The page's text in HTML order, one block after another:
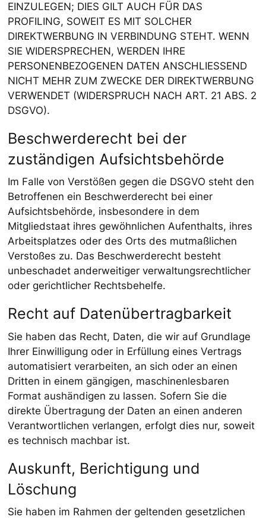
EINZULEGEN; DIES GILT AUCH FÜR DAS
PROFILING, SOWEIT ES MIT SOLCHER
DIREKTWERBUNG IN VERBINDUNG STEHT. WENN
SIE WIDERSPRECHEN, WERDEN IHRE
PERSONENBEZOGENEN DATEN ANSCHLIESSEND
NICHT MEHR ZUM ZWECKE DER DIREKTWERBUNG
VERWENDET (WIDERSPRUCH NACH ART. 21 ABS. 2
DSGVO).
Beschwerde­recht bei der
zuständigen Aufsichts­behörde
Im Falle von Verstößen gegen die DSGVO steht den
Betroffenen ein Beschwerderecht bei einer
Aufsichtsbehörde, insbesondere in dem
Mitgliedstaat ihres gewöhnlichen Aufenthalts, ihres
Arbeitsplatzes oder des Orts des mutmaßlichen
Verstoßes zu. Das Beschwerderecht besteht
unbeschadet anderweitiger verwaltungsrechtlicher
oder gerichtlicher Rechtsbehelfe.
Recht auf Daten­übertrag­barkeit
Sie haben das Recht, Daten, die wir auf Grundlage
Ihrer Einwilligung oder in Erfüllung eines Vertrags
automatisiert verarbeiten, an sich oder an einen
Dritten in einem gängigen, maschinenlesbaren
Format aushändigen zu lassen. Sofern Sie die
direkte Übertragung der Daten an einen anderen
Verantwortlichen verlangen, erfolgt dies nur, soweit
es technisch machbar ist.
Auskunft, Berichtigung und
Löschung
Sie haben im Rahmen der geltenden gesetzlichen